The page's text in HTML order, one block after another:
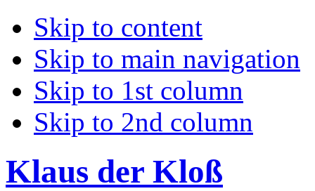
Skip to content
Skip to main navigation
Skip to 1st column
Skip to 2nd column
Klaus der Kloß